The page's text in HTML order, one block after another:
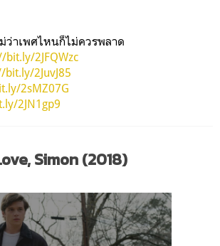
ว่าเพศไหนก็ไม่ควรพลาด
bit.ly/2JFQWzc
bit.ly/2JuvJ85
2sMZ07G
2JN1gp9
Simon (2018)